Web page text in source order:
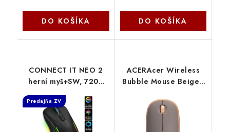
DO KOŠÍKA DO KOŠÍKA
CONNECT IT NEO 2
herní myš+SW, 7200
BK Connect IT
Predajňa ZV
ACERAcer Wireless
Bubble Mouse Beige -
102x60x32 mm, 60g
bez AA baterie, retail
pack GP.MCE11.03J